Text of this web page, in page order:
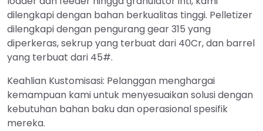
dilengkapi dengan bahan berkualitas tinggi. Pelletizer
dilengkapi dengan pengurang gear 315 yang
diperkeras, sekrup yang terbuat dari 40Cr, dan barrel
yang terbuat dari 45#.
Keahlian Kustomisasi: Pelanggan menghargai
kemampuan kami untuk menyesuaikan solusi dengan
kebutuhan bahan baku dan operasional spesifik
mereka.